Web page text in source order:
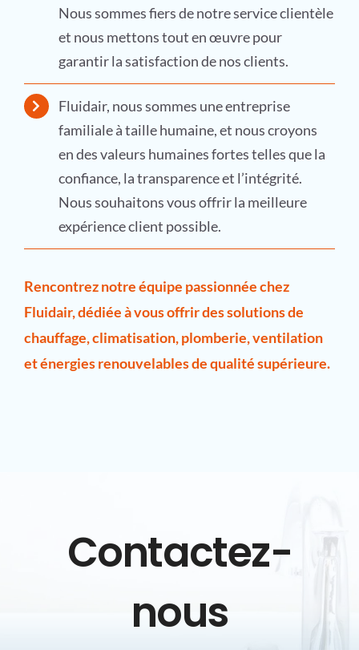
Nous sommes fiers de notre service clientèle
et nous mettons tout en œuvre pour
garantir la satisfaction de nos clients.
Fluidair, nous sommes une entreprise
familiale à taille humaine, et nous croyons
en des valeurs humaines fortes telles que la
confiance, la transparence et l’intégrité.
Nous souhaitons vous offrir la meilleure
expérience client possible.
Rencontrez notre équipe passionnée chez
Fluidair, dédiée à vous offrir des solutions de
chauffage, climatisation, plomberie, ventilation
et énergies renouvelables de qualité supérieure.
Contactez-
nous